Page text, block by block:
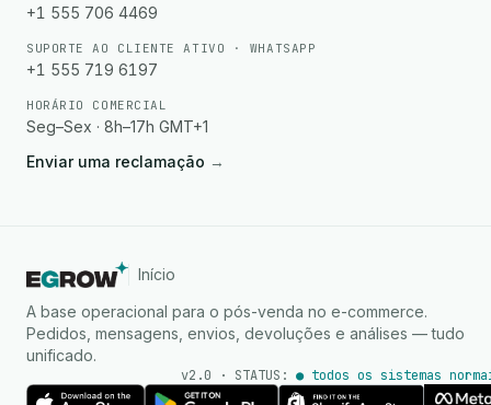
+1 555 706 4469
SUPORTE AO CLIENTE ATIVO · WHATSAPP
+1 555 719 6197
HORÁRIO COMERCIAL
Seg–Sex · 8h–17h GMT+1
Enviar uma reclamação →
Início
A base operacional para o pós-venda no e-commerce.
Pedidos, mensagens, envios, devoluções e análises — tudo
unificado.
v2.0 · STATUS: ● todos os sistemas